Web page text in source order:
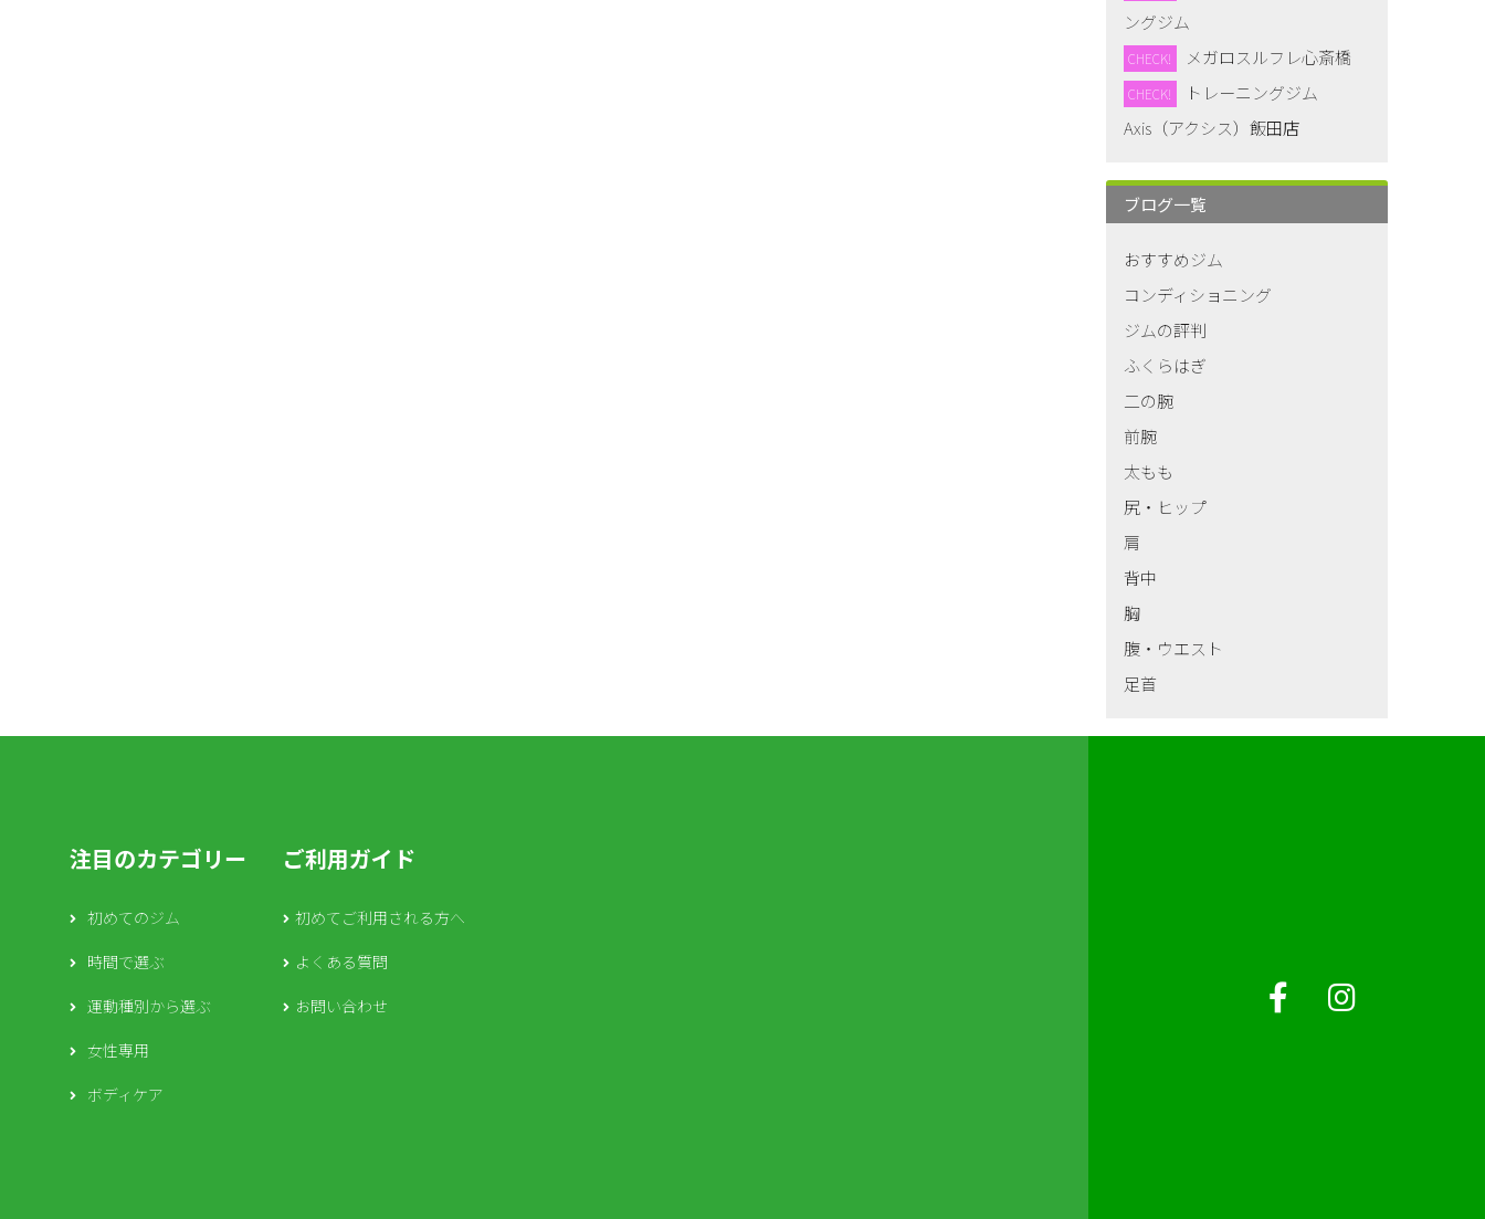
ングジム
CHECK! メガロスルフレ心斎橋
CHECK!
トレーニングジム
Axis（アクシス）飯田店
ブログ一覧
おすすめジム
コンディショニング
ジムの評判
ふくらはぎ
二の腕
前腕
太もも
尻・ヒップ
肩
背中
胸
腹・ウエスト
足首
注目のカテゴリー
初めてのジム
時間で選ぶ
運動種別から選ぶ
女性専用
ボディケア
ご利用ガイド
初めてご利用される方へ
よくある質問
お問い合わせ